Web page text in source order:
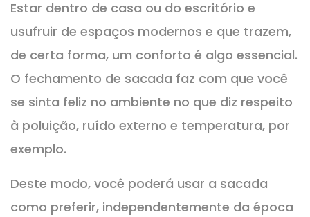
Estar dentro de casa ou do escritório e
usufruir de espaços modernos e que trazem,
de certa forma, um conforto é algo essencial.
O fechamento de sacada faz com que você
se sinta feliz no ambiente no que diz respeito
à poluição, ruído externo e temperatura, por
exemplo.
Deste modo, você poderá usar a sacada
como preferir, independentemente da época